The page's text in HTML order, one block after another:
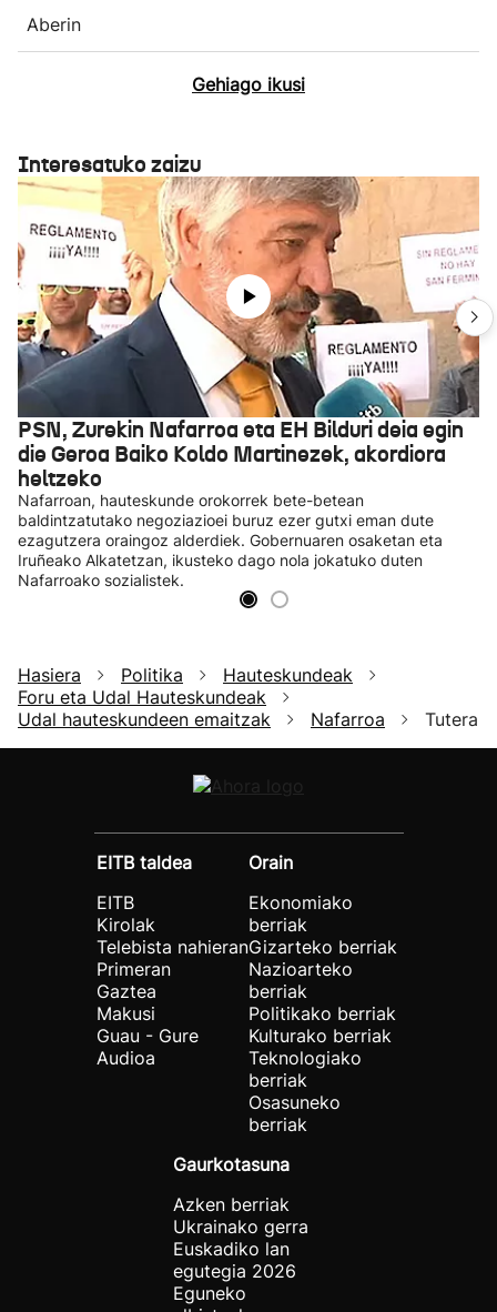
Aberin
Gehiago ikusi
Interesatuko zaizu
PSN, Zurekin Nafarroa eta EH Bilduri deia egin
die Geroa Baiko Koldo Martinezek, akordiora
heltzeko
Nafarroan, hauteskunde orokorrek bete-betean
baldintzatutako negoziazioei buruz ezer gutxi eman dute
ezagutzera oraingoz alderdiek. Gobernuaren osaketan eta
Iruñeako Alkatetzan, ikusteko dago nola jokatuko duten
Nafarroako sozialistek.
Hasiera Politika
Hauteskundeak
Foru eta Udal Hauteskundeak
Udal hauteskundeen emaitzak
Nafarroa Tutera
EITB taldea
EITB
Kirolak
Telebista nahieran
Primeran
Gaztea
Makusi
Guau - Gure
Audioa
Orain
Ekonomiako
berriak
Gizarteko berriak
Nazioarteko
berriak
Politikako berriak
Kulturako berriak
Teknologiako
berriak
Osasuneko
berriak
Gaurkotasuna
Azken berriak
Ukrainako gerra
Euskadiko lan
egutegia 2026
Eguneko